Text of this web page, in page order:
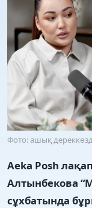
Фото: ашық
Aeka Posh
Алтынбекова
сұхбатында